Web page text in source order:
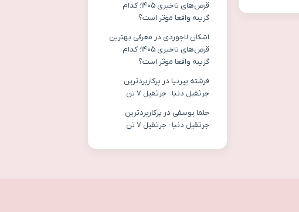
قرص‌های تاخیری ۱۴۰۵؛ کدام
گزینه واقعا موثر است؟
اشکان لاجوردی در معرفی بهترین
قرص‌های تاخیری ۱۴۰۵؛ کدام
گزینه واقعا موثر است؟
فرشته پیرنیا در پرکاربردترین
جرثقیل دنیا : جرثقیل ۷ تن
حلما یوسفی در پرکاربردترین
جرثقیل دنیا : جرثقیل ۷ تن